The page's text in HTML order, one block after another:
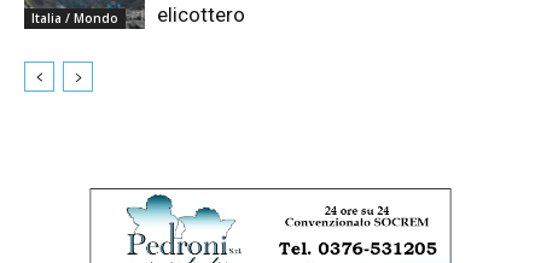
Italia / Mondo
elicottero